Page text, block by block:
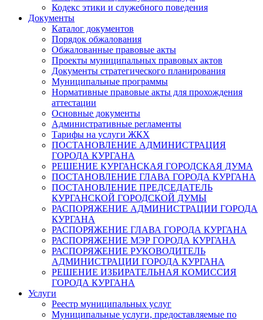
Кодекс этики и служебного поведения
Документы
Каталог документов
Порядок обжалования
Обжалованные правовые акты
Проекты муниципальных правовых актов
Документы стратегического планирования
Муниципальные программы
Нормативные правовые акты для прохождения
аттестации
Основные документы
Административные регламенты
Тарифы на услуги ЖКХ
ПОСТАНОВЛЕНИЕ АДМИНИСТРАЦИЯ
ГОРОДА КУРГАНА
РЕШЕНИЕ КУРГАНСКАЯ ГОРОДСКАЯ ДУМА
ПОСТАНОВЛЕНИЕ ГЛАВА ГОРОДА КУРГАНА
ПОСТАНОВЛЕНИЕ ПРЕДСЕДАТЕЛЬ
КУРГАНСКОЙ ГОРОДСКОЙ ДУМЫ
РАСПОРЯЖЕНИЕ АДМИНИСТРАЦИИ ГОРОДА
КУРГАНА
РАСПОРЯЖЕНИЕ ГЛАВА ГОРОДА КУРГАНА
РАСПОРЯЖЕНИЕ МЭР ГОРОДА КУРГАНА
РАСПОРЯЖЕНИЕ РУКОВОДИТЕЛЬ
АДМИНИСТРАЦИИ ГОРОДА КУРГАНА
РЕШЕНИЕ ИЗБИРАТЕЛЬНАЯ КОМИССИЯ
ГОРОДА КУРГАНА
Услуги
Реестр муниципальных услуг
Муниципальные услуги, предоставляемые по